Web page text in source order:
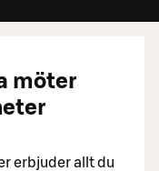
möter
erbjuder allt du